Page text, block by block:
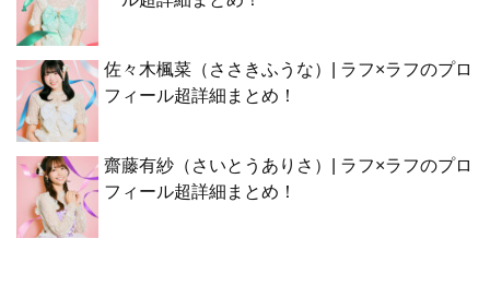
佐々木楓菜（ささきふうな）| ラフ×ラフのプロ
フィール超詳細まとめ！
齋藤有紗（さいとうありさ）| ラフ×ラフのプロ
フィール超詳細まとめ！